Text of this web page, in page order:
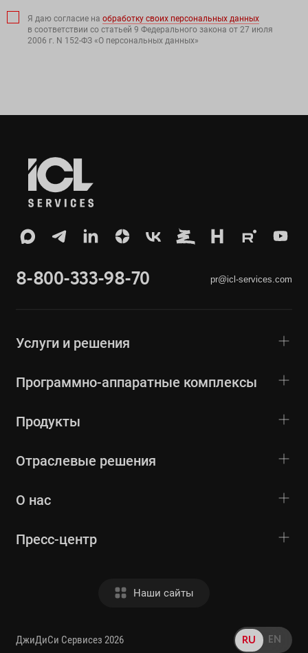
Я даю согласие на обработку своих персональных данных
в соответствии со статьей 9 Федерального закона от 27 июля
2006 г. N 152-ФЗ «О персональных данных»
8-800-333-98-70 pr@icl-services.com
Услуги и решения
Программно-аппаратные комплексы
Продукты
Отраслевые решения
О нас
Пресс-центр
Наши сайты
ДжиДиСи Сервисез 2026 RU EN